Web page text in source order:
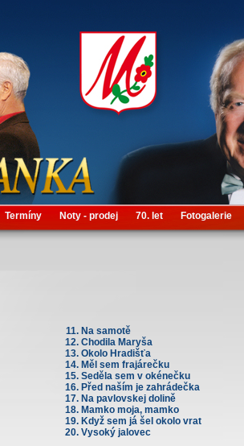
Termíny Noty - prodej 70. let Fotogalerie
Na samotě
Chodila Maryša
Okolo Hradišťa
Měl sem frajárečku
Seděla sem v okénečku
Před naším je zahrádečka
Na pavlovskej dolině
Mamko moja, mamko
Když sem já šel okolo vrat
Vysoký jalovec